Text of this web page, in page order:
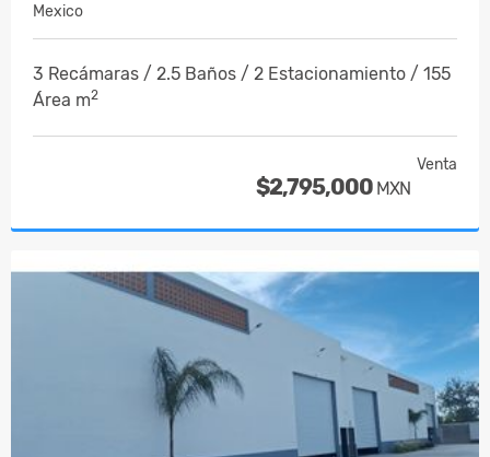
Mexico
3 Recámaras / 2.5 Baños / 2 Estacionamiento / 155
Área m2
Venta
$2,795,000 MXN